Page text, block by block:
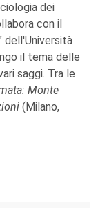
dei
con il
dell'Università
il tema delle
saggi. Tra le
Monte
(Milano,